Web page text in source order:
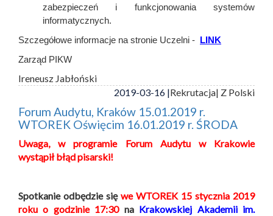
zabezpieczeń i funkcjonowania systemów
informatycznych.
Szczegółowe informacje na stronie Uczelni -
LINK
Zarząd PIKW
Ireneusz Jabłoński
2019-03-16 |Rekrutacja| Z Polski
Forum Audytu, Kraków 15.01.2019 r.
WTOREK Oświęcim 16.01.2019 r. ŚRODA
Uwaga,
w programie Forum Audytu w Krakowie
wystąpił błąd pisarski!
Spotkanie odbędzie się we WTOREK 15 stycznia 2019
roku o godzinie 17:30na Krakowskiej Akademii im.